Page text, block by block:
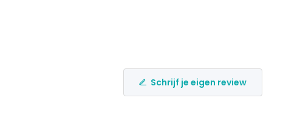
Schrijf je eigen review